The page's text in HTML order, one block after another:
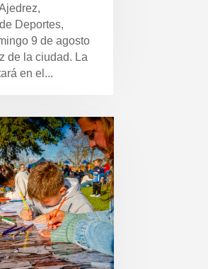
Deportes,
9 de agosto
de la ciudad. La
en el...